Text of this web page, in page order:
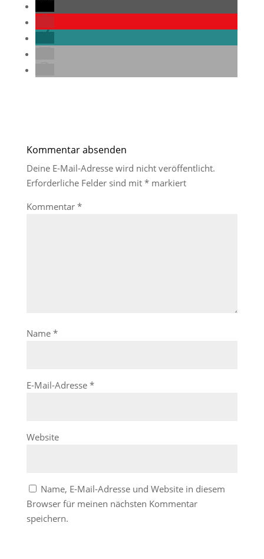
Kommentar absenden
Deine E-Mail-Adresse wird nicht veröffentlicht.
Erforderliche Felder sind mit *markiert
Kommentar *
Name *
E-Mail-Adresse *
Website
Name, E-Mail-Adresse und Website in diesem
Browser für meinen nächsten Kommentar
speichern.